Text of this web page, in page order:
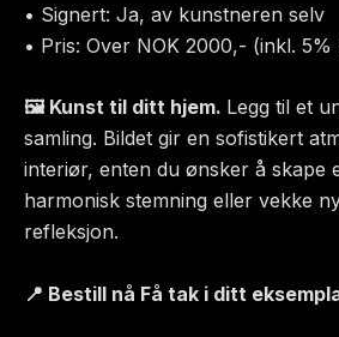
• Signert: Ja, av kunstneren selv
• Pris: Over NOK 2000,- (inkl. 5%
🖼 Kunst til ditt hjem. Legg til et
samling. Bildet gir en sofistikert
interiør, enten du ønsker å skape
harmonisk stemning eller vekke
refleksjon.
📍 Bestill nå Få tak i ditt